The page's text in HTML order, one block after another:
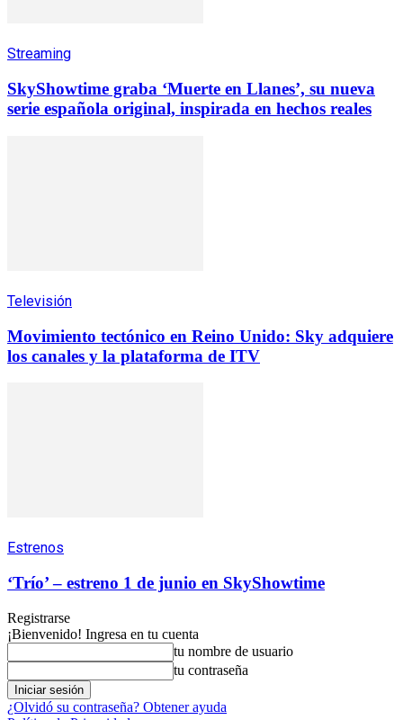
Streaming
SkyShowtime graba ‘Muerte en Llanes’, su nueva
serie española original, inspirada en hechos reales
Televisión
Movimiento tectónico en Reino Unido: Sky adquiere
los canales y la plataforma de ITV
Estrenos
‘Trío’ – estreno 1 de junio en SkyShowtime
Registrarse
¡Bienvenido! Ingresa en tu cuenta
tu nombre de usuario
tu contraseña
¿Olvidó su contraseña? Obtener ayuda